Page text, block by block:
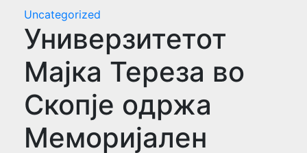
Uncategorized
Универзитетот
Мајка Тереза во
Скопје одржа
Меморијален